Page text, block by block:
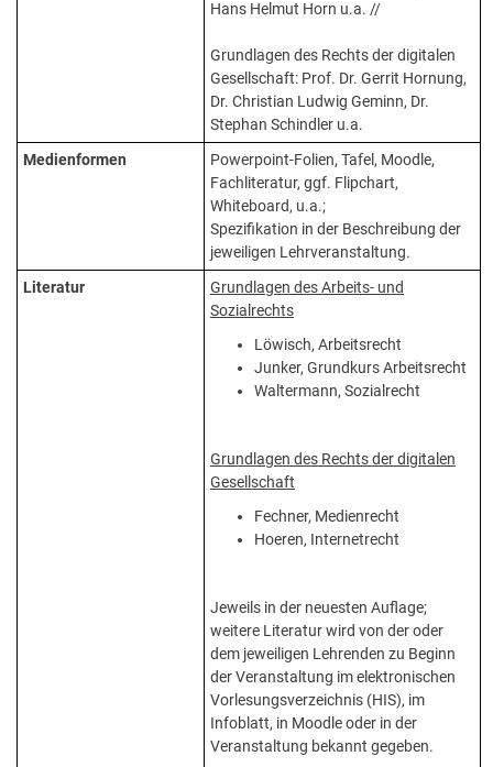
Hans Helmut Horn u.a. //
Grundlagen des Rechts der digitalen
Gesellschaft: Prof. Dr. Gerrit Hornung,
Dr. Christian Ludwig Geminn, Dr.
Stephan Schindler u.a.
Medienformen
Powerpoint-Folien, Tafel, Moodle,
Fachliteratur, ggf. Flipchart,
Whiteboard, u.a.;
Spezifikation in der Beschreibung der
jeweiligen Lehrveranstaltung.
Literatur
Grundlagen des Arbeits- und
Sozialrechts
Löwisch, Arbeitsrecht
Junker, Grundkurs Arbeitsrecht
Waltermann, Sozialrecht
Grundlagen des Rechts der digitalen
Gesellschaft
Fechner, Medienrecht
Hoeren, Internetrecht
Jeweils in der neuesten Auflage;
weitere Literatur wird von der oder
dem jeweiligen Lehrenden zu Beginn
der Veranstaltung im elektronischen
Vorlesungsverzeichnis (HIS), im
Infoblatt, in Moodle oder in der
Veranstaltung bekannt gegeben.